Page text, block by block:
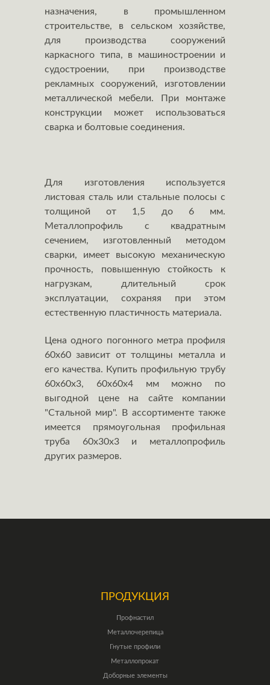
назначения, в промышленном
строительстве, в сельском хозяйстве,
для производства сооружений
каркасного типа, в машиностроении и
судостроении, при производстве
рекламных сооружений, изготовлении
металлической мебели. При монтаже
конструкции может использоваться
сварка и болтовые соединения.
Для изготовления используется
листовая сталь или стальные полосы с
толщиной от 1,5 до 6 мм.
Металлопрофиль с квадратным
сечением, изготовленный методом
сварки, имеет высокую механическую
прочность, повышенную стойкость к
нагрузкам, длительный срок
эксплуатации, сохраняя при этом
естественную пластичность материала.
Цена одного погонного метра профиля
60х60 зависит от толщины металла и
его качества. Купить профильную трубу
60х60х3, 60х60х4 мм можно по
выгодной цене на сайте компании
"Стальной мир". В ассортименте также
имеется прямоугольная профильная
труба 60х30х3 и металлопрофиль
других размеров.
ПРОДУКЦИЯ
Профнастил
Металлочерепица
Гнутые профили
Металлопрокат
Доборные элементы